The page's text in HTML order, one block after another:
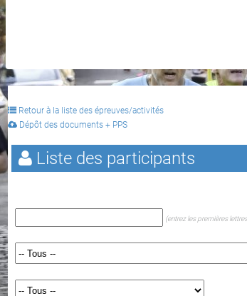
Retour à la liste des épreuves/activités
Dépôt des documents + PPS
Liste des participants
(entrez les premières